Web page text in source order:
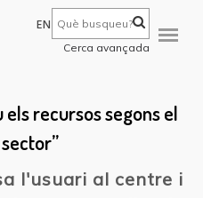
EN
Cerca avançada
els recursos segons el
l'usuari al centre i